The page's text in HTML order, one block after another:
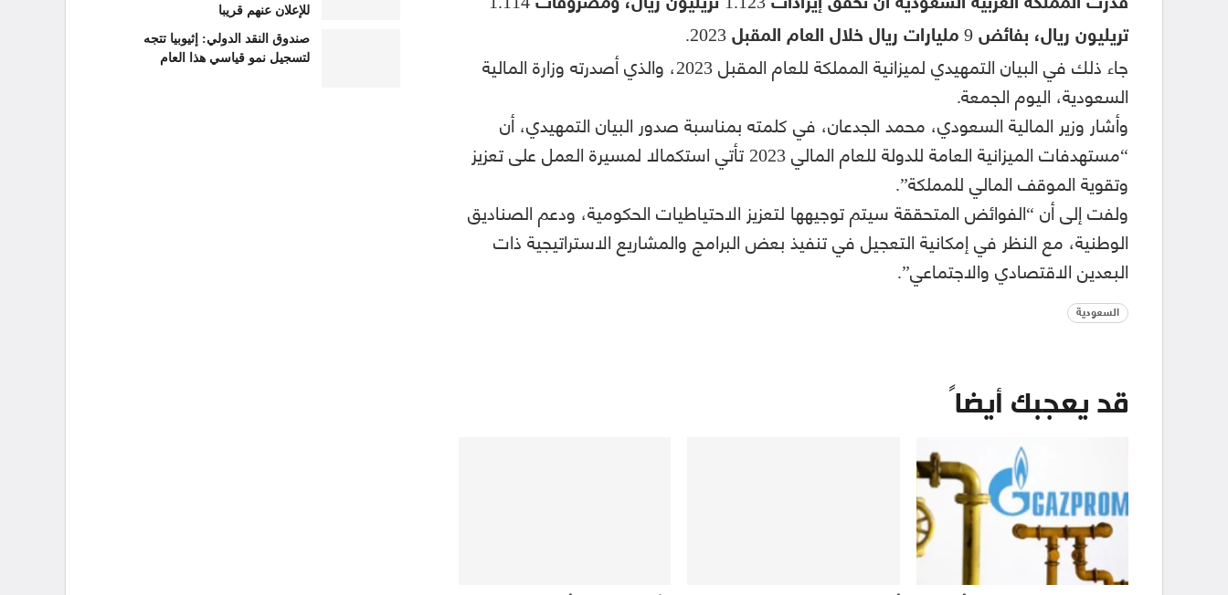
تريليون ‏ريال، بفائض 9 مليارات ريال خلال العام المقبل 2023.‏
جاء ذلك في البيان التمهيدي لميزانية المملكة للعام المقبل 2023، والذي أصدرته وزارة المالية
السعودية، اليوم الجمعة.
وأشار وزير المالية السعودي، محمد الجدعان، في كلمته بمناسبة صدور البيان التمهيدي، أن
“مستهدفات الميزانية العامة للدولة للعام المالي 2023 تأتي استكمالا لمسيرة العمل على تعزيز
وتقوية الموقف المالي للمملكة”.
ولفت إلى أن “الفوائض المتحققة سيتم توجيهها لتعزيز الاحتياطيات الحكومية، ودعم الصناديق
الوطنية، مع النظر في إمكانية التعجيل في تنفيذ بعض البرامج والمشاريع الاستراتيجية ذات
البعدين الاقتصادي والاجتماعي”.
السعودية
قد يعجبك أيضاً
للإعلان عنهم قريبا
صندوق النقد الدولي: إثيوبيا تتجه
لتسجيل نمو قياسي هذا العام